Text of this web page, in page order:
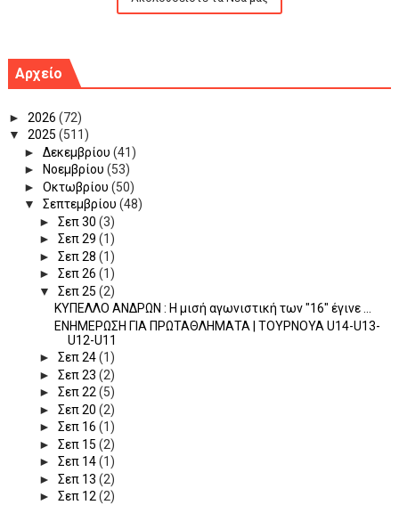
Αρχείο
► 2026 (72)
▼ 2025 (511)
► Δεκεμβρίου (41)
►
Νοεμβρίου (53)
► Οκτωβρίου (50)
▼ Σεπτεμβρίου (48)
► Σεπ 30 (3)
► Σεπ 29 (1)
► Σεπ 28 (1)
► Σεπ 26 (1)
▼ Σεπ 25 (2)
ΚΥΠΕΛΛΟ ΑΝΔΡΩΝ : Η μισή αγωνιστική των "16" έγινε ...
ΕΝΗΜΕΡΩΣΗ ΓΙΑ ΠΡΩΤΑΘΛΗΜΑΤΑ | ΤΟΥΡΝΟΥΑ U14-U13-
U12-U11
► Σεπ 24(1)
► Σεπ 23 (2)
► Σεπ 22(5)
► Σεπ 20 (2)
► Σεπ 16 (1)
► Σεπ 15 (2)
► Σεπ 14(1)
► Σεπ 13 (2)
► Σεπ 12(2)